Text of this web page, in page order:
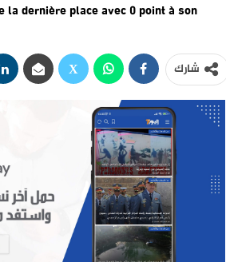
la dernière place avec 0 point à son
شارك